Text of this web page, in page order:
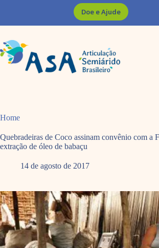
Doe e Ajude
Home
Quebradeiras de Coco assinam convênio com a
extração de óleo de babaçu
14 de agosto de 2017